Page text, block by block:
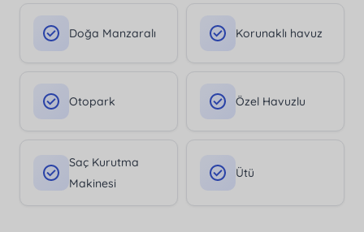
Doğa Manzaralı Korunaklı havuz
Otopark Özel Havuzlu
Saç Kurutma
Makinesi
Ütü